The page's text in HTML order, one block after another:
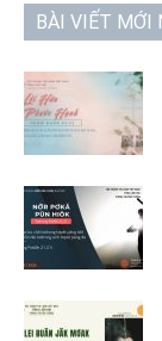
BÀI VIẾT MỚI